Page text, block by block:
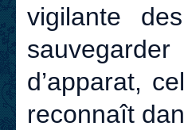
vigilante
d’apparat,
reconnaît